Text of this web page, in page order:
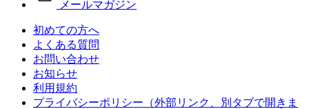
メールマガジン
初めての方へ
よくある質問
お問い合わせ
お知らせ
利用規約
プライバシーポリシー （外部リンク、別タブで開きま